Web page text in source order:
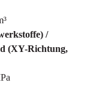
/
(XY-Richtung,